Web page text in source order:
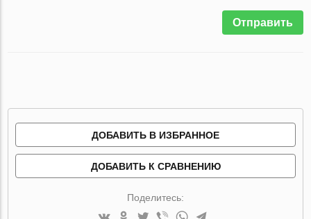
Отправить
ДОБАВИТЬ В ИЗБРАННОЕ
ДОБАВИТЬ К СРАВНЕНИЮ
Поделитесь: